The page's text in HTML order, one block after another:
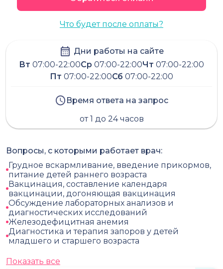
Что будет после оплаты?
Дни работы на сайте
Вт 07:00-22:00Ср 07:00-22:00Чт 07:00-22:00
Пт 07:00-22:00Сб 07:00-22:00
Время ответа на запрос
от 1 до 24 часов
Вопросы, с которыми работает врач:
Грудное вскармливание, введение прикормов,
питание детей раннего возраста
Вакцинация, составление календаря
вакцинации, догоняющая вакцинация
Обсуждение лабораторных анализов и
диагностических исследований
Железодефицитная анемия
Диагностика и терапия запоров у детей
младшего и старшего возраста
Показать все